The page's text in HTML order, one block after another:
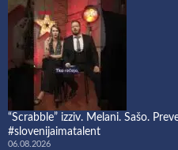
“Scrabble” izziv. Melani. Sašo.
#slovenijaimatalent
06.08.2026